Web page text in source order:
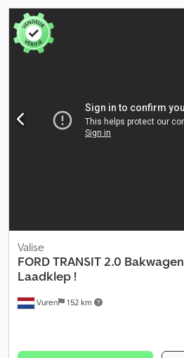
Vuren 152 km
Valise
FORDTRANSIT 2.0 Bakwagen
Laadklep !